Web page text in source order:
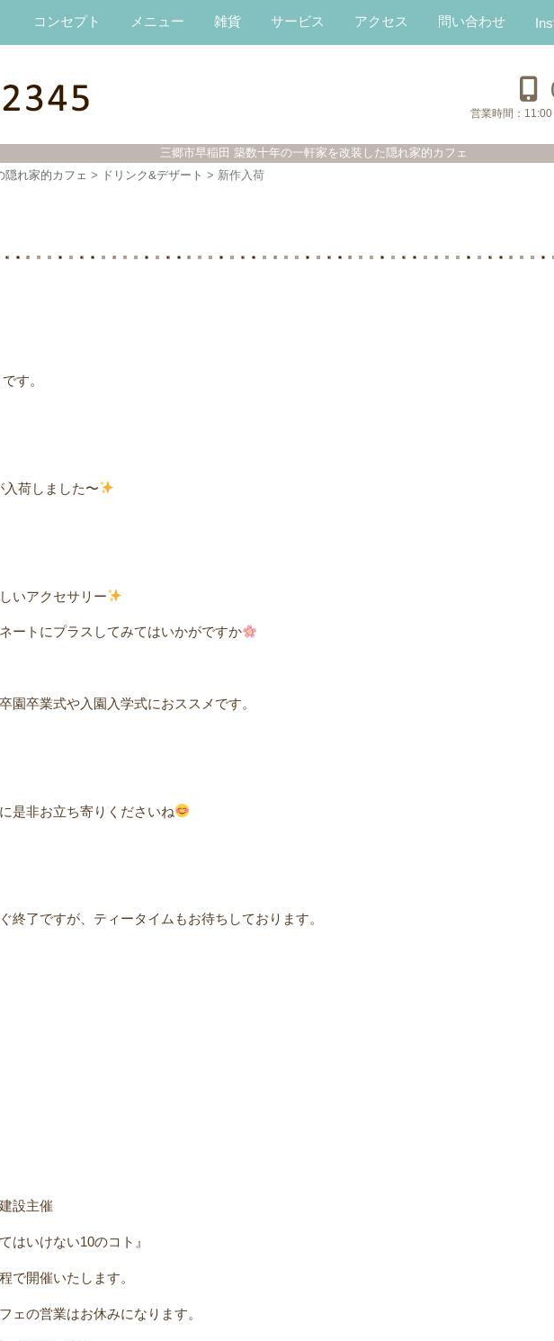
営業時間：
三郷市早稲田 築数十年の一軒家を改装した隠れ家的カフェ
コンセプト メニュー 雑貨 サービス アクセス 問い合わせ
隠れ家的カフェ > ドリンク&デザート > 新作入荷
。ㅤ
入荷しました〜
いアクセサリー
ートにㅤプラスしてみてはいかがですか
卒業式や入園入学式におススメです。ㅤ
是非お立ち寄りくださいね
終了ですが、ティータイムもお待ちしております。
設主催
てはいけない10のコト』
で開催いたします。
の営業はお休みになります。 ㅤ